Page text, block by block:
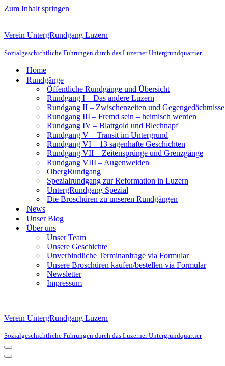
Zum Inhalt springen
Verein UntergRundgang Luzern
Sozialgeschichtliche Führungen durch das Luzerner Untergrundquartier
Home
Rundgänge
Öffentliche Rundgänge und Übersicht
Rundgang I – Das andere Luzern
Rundgang II – Zwischenzeiten und Gegengedächtnisse
Rundgang III – Fremd sein – heimisch werden
Rundgang IV – Blattgold und Blechnapf
Rundgang V – Transit im Untergrund
Rundgang VI – 13 sagenhafte Geschichten
Rundgang VII – Zeitensprünge und Grenzgänge
Rundgang VIII – Augenweiden
ObergRundgang
Spezialrundgang zur Reformation in Luzern
UntergRundgang Spezial
Die Broschüren zu unseren Rundgängen
News
Unser Blog
Über uns
Unser Team
Unsere Geschichte
Unverbindliche Terminanfrage via Formular
Unsere Broschüren kaufen/bestellen via Formular
Newsletter
Impressum
Verein UntergRundgang Luzern
Sozialgeschichtliche Führungen durch das Luzerner Untergrundquartier
Navigationsmenü
Navigationsmenü